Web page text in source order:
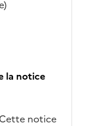
la notice
notice